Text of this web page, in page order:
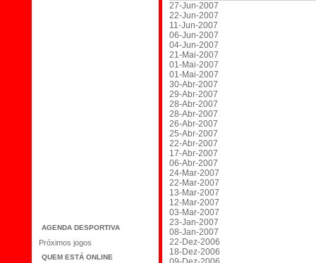
AGENDA DESPORTIVA
Próximos jogos
QUEM ESTÁ ONLINE
27-Jun-2007
22-Jun-2007
11-Jun-2007
06-Jun-2007
04-Jun-2007
21-Mai-2007
01-Mai-2007
01-Mai-2007
30-Abr-2007
29-Abr-2007
28-Abr-2007
28-Abr-2007
26-Abr-2007
25-Abr-2007
22-Abr-2007
17-Abr-2007
06-Abr-2007
24-Mar-2007
22-Mar-2007
13-Mar-2007
12-Mar-2007
03-Mar-2007
23-Jan-2007
08-Jan-2007
22-Dez-2006
18-Dez-2006